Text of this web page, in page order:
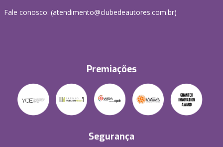
Fale conosco: (atendimento@clubedeautores.com.br)
Premiações
Segurança